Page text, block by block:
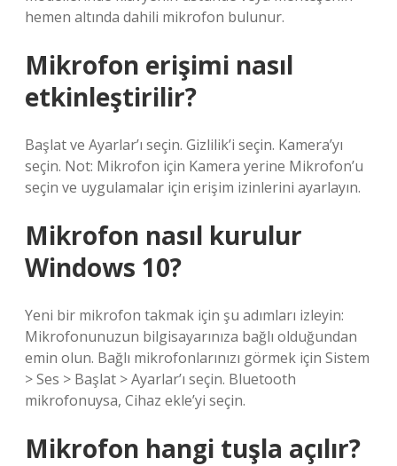
hemen altında dahili mikrofon bulunur.
Mikrofon erişimi nasıl
etkinleştirilir?
Başlat ve Ayarlar’ı seçin. Gizlilik’i seçin. Kamera’yı
seçin. Not: Mikrofon için Kamera yerine Mikrofon’u
seçin ve uygulamalar için erişim izinlerini ayarlayın.
Mikrofon nasıl kurulur
Windows 10?
Yeni bir mikrofon takmak için şu adımları izleyin:
Mikrofonunuzun bilgisayarınıza bağlı olduğundan
emin olun. Bağlı mikrofonlarınızı görmek için Sistem
> Ses > Başlat > Ayarlar’ı seçin. Bluetooth
mikrofonuysa, Cihaz ekle’yi seçin.
Mikrofon hangi tuşla açılır?